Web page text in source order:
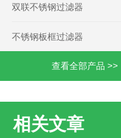
双联不锈钢过滤器
不锈钢板框过滤器
查看全部产品 >>
相关文章